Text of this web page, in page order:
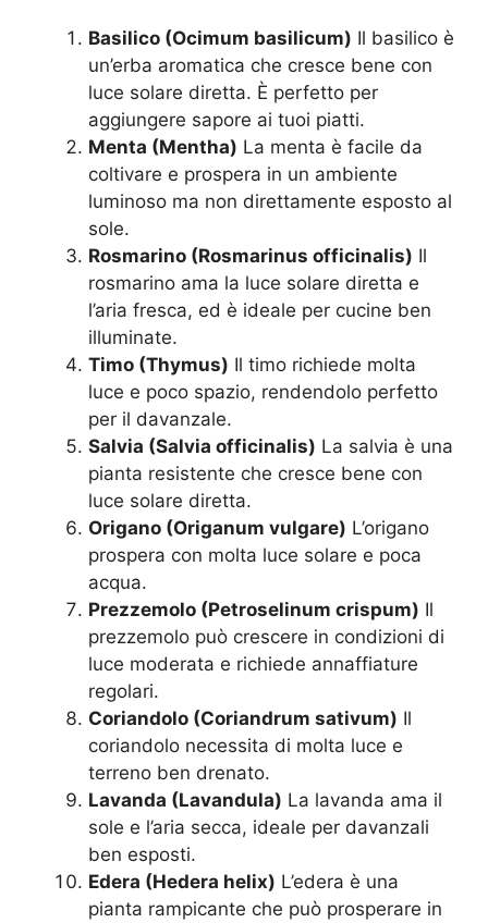
Basilico (Ocimum basilicum) Il basilico è
un’erba aromatica che cresce bene con
luce solare diretta. È perfetto per
aggiungere sapore ai tuoi piatti.
Menta (Mentha) La menta è facile da
coltivare e prospera in un ambiente
luminoso ma non direttamente esposto al
sole.
Rosmarino (Rosmarinus officinalis) Il
rosmarino ama la luce solare diretta e
l’aria fresca, ed è ideale per cucine ben
illuminate.
Timo (Thymus) Il timo richiede molta
luce e poco spazio, rendendolo perfetto
per il davanzale.
Salvia (Salvia officinalis) La salvia è una
pianta resistente che cresce bene con
luce solare diretta.
Origano (Origanum vulgare) L’origano
prospera con molta luce solare e poca
acqua.
Prezzemolo (Petroselinum crispum) Il
prezzemolo può crescere in condizioni di
luce moderata e richiede annaffiature
regolari.
Coriandolo (Coriandrum sativum) Il
coriandolo necessita di molta luce e
terreno ben drenato.
Lavanda (Lavandula) La lavanda ama il
sole e l’aria secca, ideale per davanzali
ben esposti.
Edera (Hedera helix) L’edera è una
pianta rampicante che può prosperare in